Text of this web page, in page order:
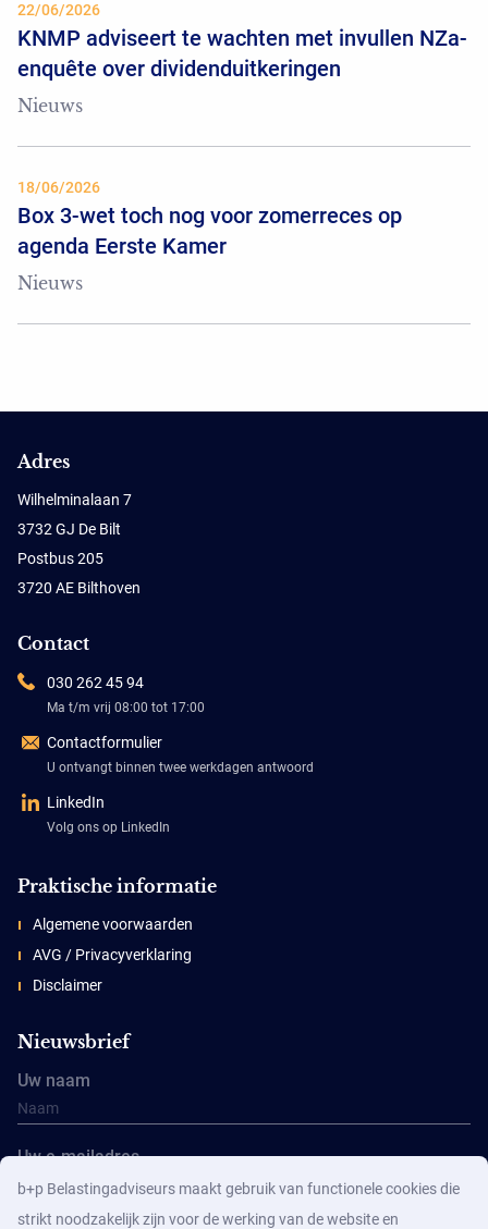
22/06/2026
KNMP adviseert te wachten met invullen NZa-
enquête over dividenduitkeringen
Nieuws
18/06/2026
Box 3-wet toch nog voor zomerreces op
agenda Eerste Kamer
Nieuws
Adres
Wilhelminalaan 7
3732 GJ De Bilt
Postbus 205
3720 AE Bilthoven
Contact
030 262 45 94
Ma t/m vrij 08:00 tot 17:00
Contactformulier
U ontvangt binnen twee werkdagen antwoord
LinkedIn
Volg ons op LinkedIn
Praktische informatie
Algemene voorwaarden
AVG / Privacyverklaring
Disclaimer
Nieuwsbrief
Uw naam
Uw e-mailadres
b+p Belastingadviseurs maakt gebruik van functionele cookies die
strikt noodzakelijk zijn voor de werking van de website en